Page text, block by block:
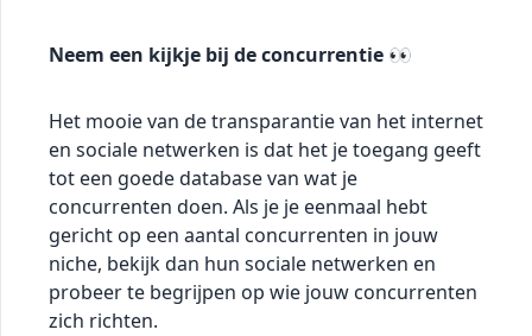
Neem een kijkje bij de concurrentie 👀
Het mooie van de transparantie van het internet
en sociale netwerken is dat het je toegang geeft
tot een goede database van wat je
concurrenten doen. Als je je eenmaal hebt
gericht op een aantal concurrenten in jouw
niche, bekijk dan hun sociale netwerken en
probeer te begrijpen op wie jouw concurrenten
zich richten.